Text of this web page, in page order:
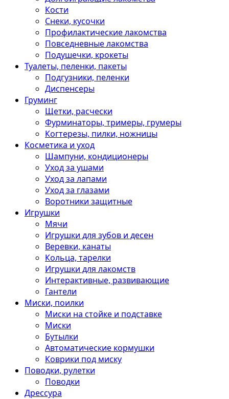
Кости
Снеки, кусочки
Профилактические лакомства
Повседневные лакомства
Подушечки, крокеты
Туалеты, пеленки, пакеты
Подгузники, пеленки
Диспенсеры
Груминг
Щетки, расчески
Фурминаторы, тримеры, грумеры
Когтерезы, пилки, ножницы
Косметика и уход
Шампуни, кондиционеры
Уход за ушами
Уход за лапами
Уход за глазами
Воротники защитные
Игрушки
Мячи
Игрушки для зубов и десен
Веревки, канаты
Кольца, тарелки
Игрушки для лакомств
Интерактивные, развивающие
Гантели
Миски, поилки
Миски на стойке и подставке
Миски
Бутылки
Автоматические кормушки
Коврики под миску
Поводки, рулетки
Поводки
Дрессура